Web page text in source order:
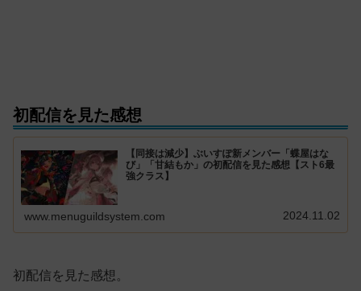
初配信を見た感想
【同接は減少】ぶいすぽ新メンバー「蝶屋はな
び」「甘結もか」の初配信を見た感想【スト6最
強クラス】
www.menuguildsystem.com 2024.11.02
初配信を見た感想。